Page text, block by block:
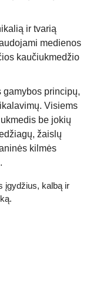
ir tvarią
medienos
kaučiukmedžio
gamybos principų,
Visiems
be jokių
žaislų
kilmės
įgydžius, kalbą ir